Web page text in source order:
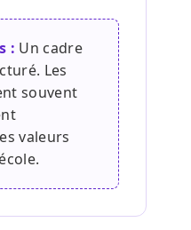
: Un cadre
Les
souvent
valeurs